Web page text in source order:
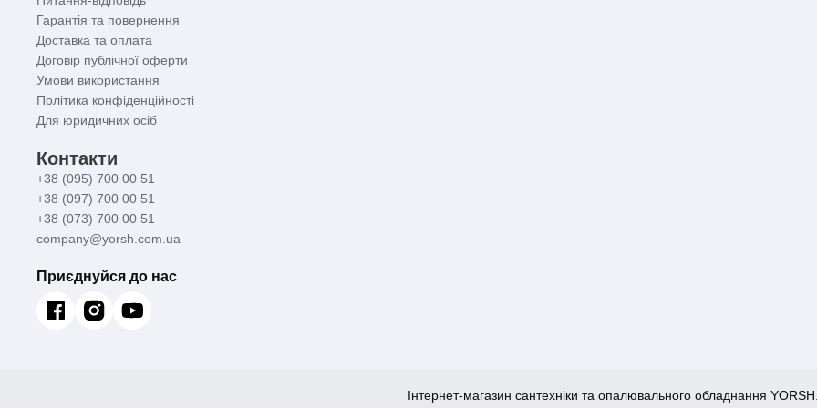
Гарантія та повернення
Доставка та оплата
Договір публічної оферти
Умови використання
Політика конфіденційності
Для юридичних осіб
Контакти
+38 (095) 700 00 51
+38 (097) 700 00 51
+38 (073) 700 00 51
company@yorsh.com.ua
Приєднуйся до нас
Інтернет-магазин сантехніки та опалювального обладнання